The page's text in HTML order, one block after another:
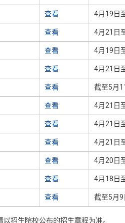
查看 4月19日
查看 4月21日
查看 4月19日
查看 4月21日
查看 截至5月
查看 4月21日
查看 4月21日
查看 4月21日
查看 4月20日
查看 4月18日
查看 截至5月9
招生院校公布的招生章程为准。